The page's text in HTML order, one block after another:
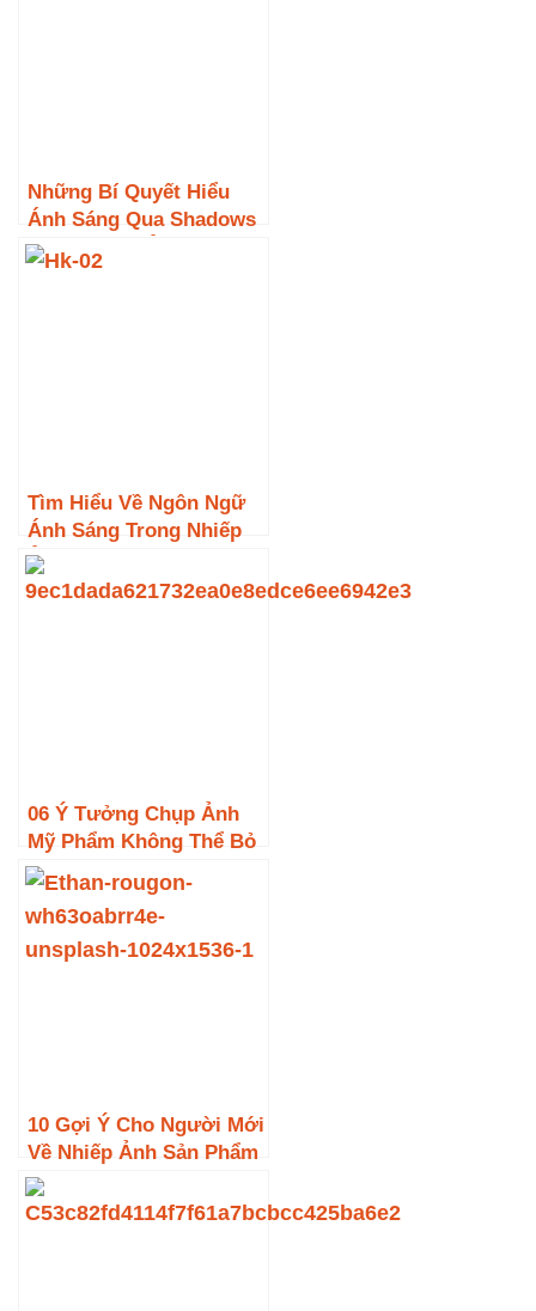
Những Bí Quyết Hiểu
Ánh Sáng Qua Shadows
trong Nhiếp Ảnh
Tìm Hiểu Về Ngôn Ngữ
Ánh Sáng Trong Nhiếp
Ảnh
06 Ý Tưởng Chụp Ảnh
Mỹ Phẩm Không Thể Bỏ
Qua để Tạo Nên Những
Bức Ảnh Độc Đáo
10 Gợi Ý Cho Người Mới
Về Nhiếp Ảnh Sản Phẩm
Độc Đáo